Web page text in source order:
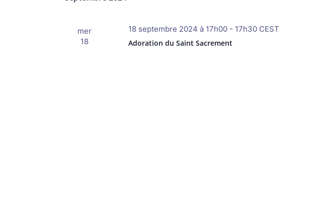
mer
18
Adoration du Saint Sacrement
18 septembre 2024 à 17h00- 17h30 CEST